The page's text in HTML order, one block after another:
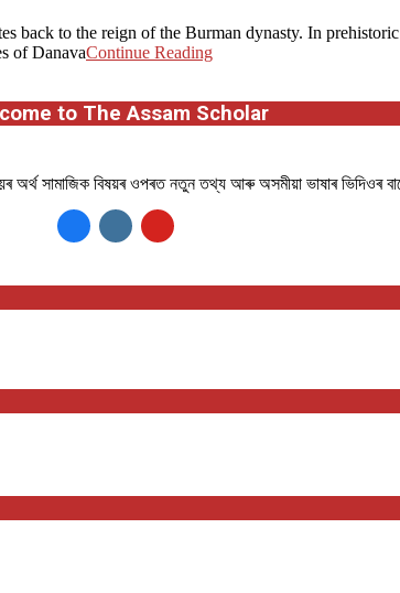
back to the reign of the Burman dynasty. In
of DanavaContinue Reading
to The Assam Scholar
অৰ্থ সামাজিক বিষয়ৰ ওপৰত নতুন তথ্য আৰু অসমীয়া ভাষাৰ ভিদিওৰ